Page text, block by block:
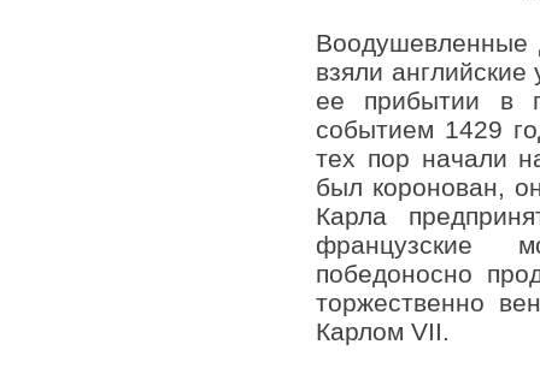
взяли
ее прибытии в
событием 1429
тех пор начали
был коронован,
Карла
французские
победоносно
торжественно
Карлом VII.